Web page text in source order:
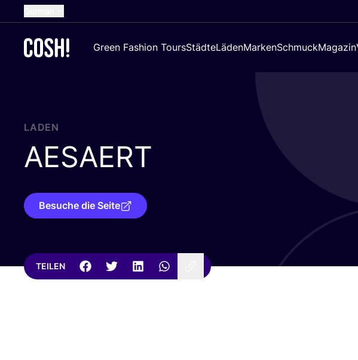
Dutch
Croatian
Green Fashion ToursStädteLädenMarkenSchmuckMagazin
LADEN
AESAERT
Besuche die Seite
TEILEN